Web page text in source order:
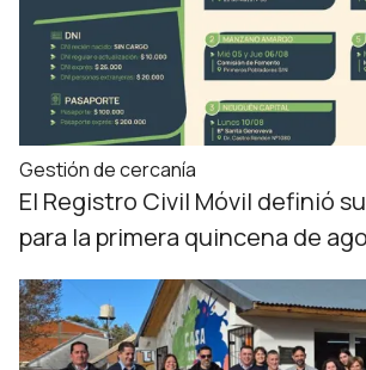
Gestión de cercanía
El Registro Civil Móvil definió
para la primera quincena de